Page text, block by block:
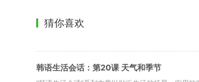
猜你喜欢
韩语生活会话：第20课 天气和季节